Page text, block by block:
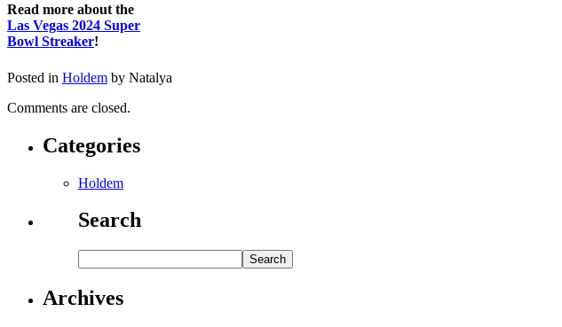
Read more about the
Las Vegas 2024 Super
Bowl Streaker!
Posted in Holdem by Natalya
Comments are closed.
Categories
Holdem
Search
Archives